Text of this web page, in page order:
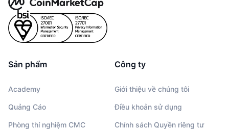
Sản phẩm
Academy
Quảng Cáo
Phòng thí nghiệm CMC
Công ty
Giới thiệu về chúng tôi
Điều khoản sử dụng
Chính sách Quyền riêng tư